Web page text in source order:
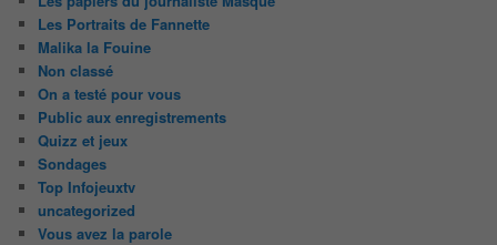
Les Portraits de Fannette
Malika la Fouine
Non classé
On a testé pour vous
Public aux enregistrements
Quizz et jeux
Sondages
Top Infojeuxtv
uncategorized
Vous avez la parole